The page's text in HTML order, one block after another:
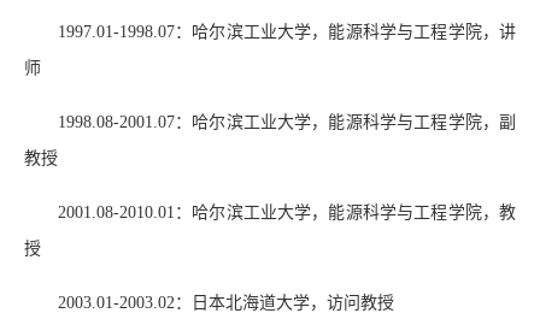
1997.01-1998.07：哈尔滨工业大学，能源科学与工程学院，讲
师
1998.08-2001.07：哈尔滨工业大学，能源科学与工程学院，副
教授
2001.08-2010.01：哈尔滨工业大学，能源科学与工程学院，教
授
2003.01-2003.02：日本北海道大学，访问教授